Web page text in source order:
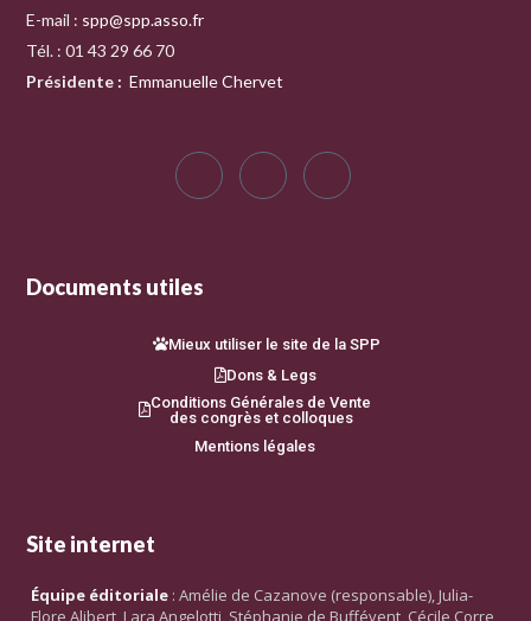
E-mail : spp@spp.asso.fr
Tél. : 01 43 29 66 70
Présidente : Emmanuelle Chervet
Documents utiles
Mieux utiliser le site de la SPP
Dons & Legs
Conditions Générales de Vente
des congrès et colloques
Mentions légales
Site internet
Équipe éditoriale : Amélie de Cazanove (responsable), Julia-
Flore Alibert, Lara Angelotti, Stéphanie de Buffévent, Cécile Corre,